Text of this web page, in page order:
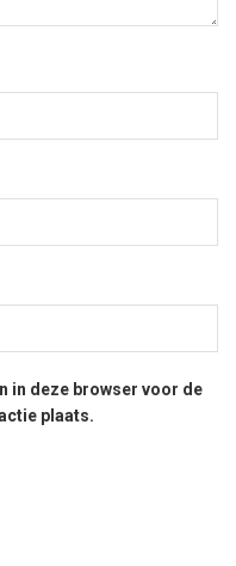
in deze browser voor de
plaats.